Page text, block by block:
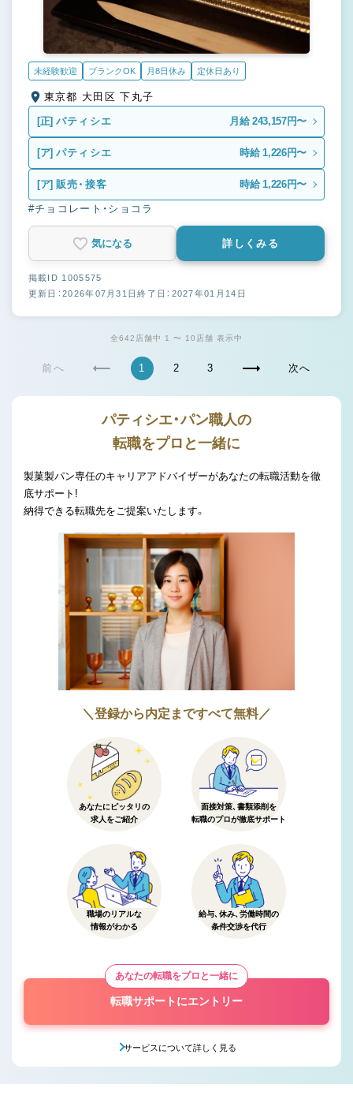
未経験歓迎 ブランクOK 月8日休み 定休日あり
東京都 大田区 下丸子
[正] パティシエ 月給 243,157円〜
[ア] パティシエ 時給 1,226円〜
[ア] 販売・接客 時給 1,226円〜
#チョコレート・ショコラ
気になる 詳しくみる
掲載ID 1005575
更新日：2026年07月31日終了日：2027年01月14日
全642店舗中 1 〜 10店舗 表示中
前へ 1 2 3 次へ
パティシエ・パン職人の
転職をプロと一緒に
製菓製パン専任のキャリアアドバイザーがあなたの転職活動を徹
底サポート!
納得できる転職先をご提案いたします。
＼登録から内定まですべて無料／
あなたにピッタリの
求人をご紹介
面接対策、書類添削を
転職のプロが徹底サポート
職場のリアルな
情報がわかる
給与、休み、労働時間の
条件交渉を代行
あなたの転職をプロと一緒に
転職サポートにエントリー
サービスについて詳しく見る